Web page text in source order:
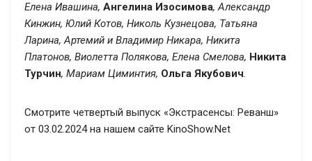
Елена Ивашина, Ангелина Изосимова, Александр
Кинжин, Юлий Котов, Николь Кузнецова, Татьяна
Ларина, Артемий и Владимир Никара, Никита
Платонов, Виолетта Полякова, Елена Смелова, Никита
Турчин, Мариам Циминтия, Ольга Якубович.
Смотрите четвертый выпуск «Экстрасенсы: Реванш»
от 03.02.2024 на нашем сайте KinoShow.Net